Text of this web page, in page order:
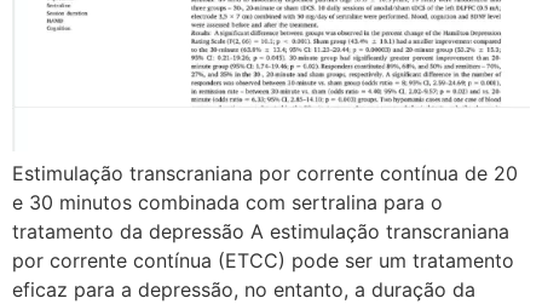
Estimulação transcraniana por corrente contínua de 20
e 30 minutos combinada com sertralina para o
tratamento da depressão A estimulação transcraniana
por corrente contínua (ETCC) pode ser um tratamento
eficaz para a depressão, no entanto, a duração da